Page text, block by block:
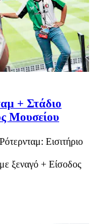
+ Στάδιο
Μουσείου
Εισιτήριο
ξεναγό + Είσοδος